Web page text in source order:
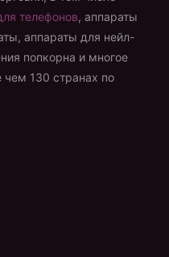
телефонов, аппараты
аппараты для нейл-
попкорна и многое
130 странах по